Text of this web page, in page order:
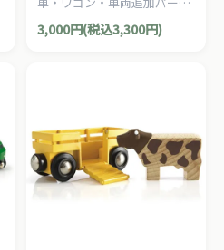
車。マグネット付でワゴンや
3,000円(税込3,300円)